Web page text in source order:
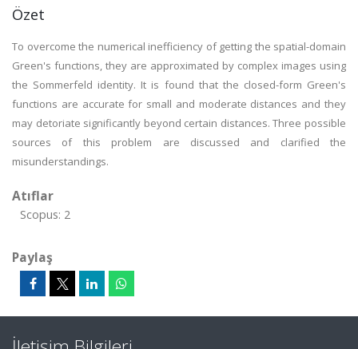
Özet
To overcome the numerical inefficiency of getting the spatial-domain
Green's functions, they are approximated by complex images using
the Sommerfeld identity. It is found that the closed-form Green's
functions are accurate for small and moderate distances and they
may detoriate significantly beyond certain distances. Three possible
sources of this problem are discussed and clarified the
misunderstandings.
Atıflar
Scopus: 2
Paylaş